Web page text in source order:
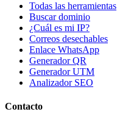
Todas las herramientas
Buscar dominio
¿Cuál es mi IP?
Correos desechables
Enlace WhatsApp
Generador QR
Generador UTM
Analizador SEO
Contacto